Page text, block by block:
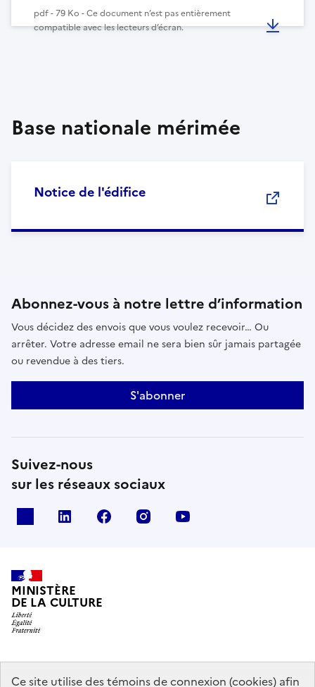
Ce site utilise des témoins de connexion (cookies) afin
pdf - 79 Ko - Ce document n’est pas entièrement
compatible avec les lecteurs d’écran.
Base nationale mérimée
Notice de l'édifice
Abonnez-vous à notre lettre d’information
Vous décidez des envois que vous voulez recevoir… Ou
arrêter. Votre adresse email ne sera bien sûr jamais partagée
ou revendue à des tiers.
S'abonner
Suivez-nous
sur les réseaux sociaux
linkedin facebook instagram
MINISTÈRE
DE LA CULTURE
data.gouv.fr legifrance.gouv.fr info.gouv.fr